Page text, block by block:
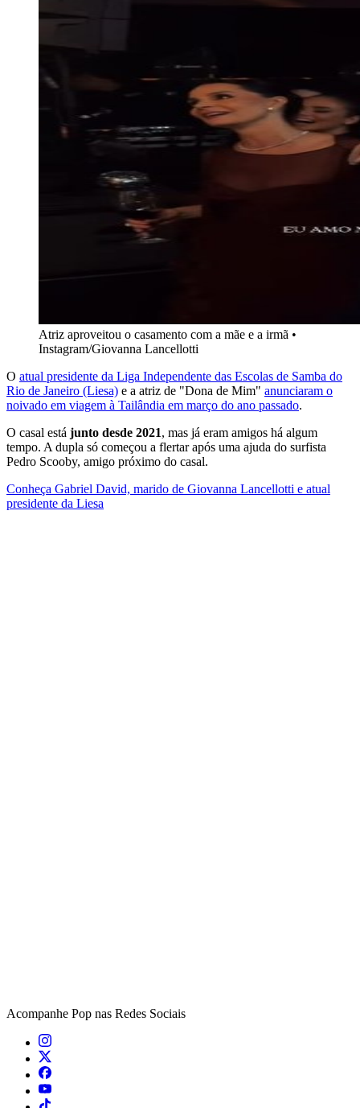
Atriz aproveitou o casamento com a mãe e a irmã •
Instagram/Giovanna Lancellotti
O atual presidente da Liga Independente das Escolas de Samba do
Rio de Janeiro (Liesa) e a atriz de "Dona de Mim" anunciaram o
noivado em viagem à Tailândia em março do ano passado.
O casal está junto desde 2021, mas já eram amigos há algum
tempo. A dupla só começou a flertar após uma ajuda do surfista
Pedro Scooby, amigo próximo do casal.
Conheça Gabriel David, marido de Giovanna Lancellotti e atual
presidente da Liesa
Acompanhe Pop nas Redes Sociais